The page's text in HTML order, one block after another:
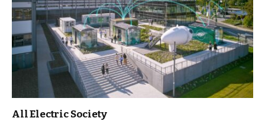
All Electric Society